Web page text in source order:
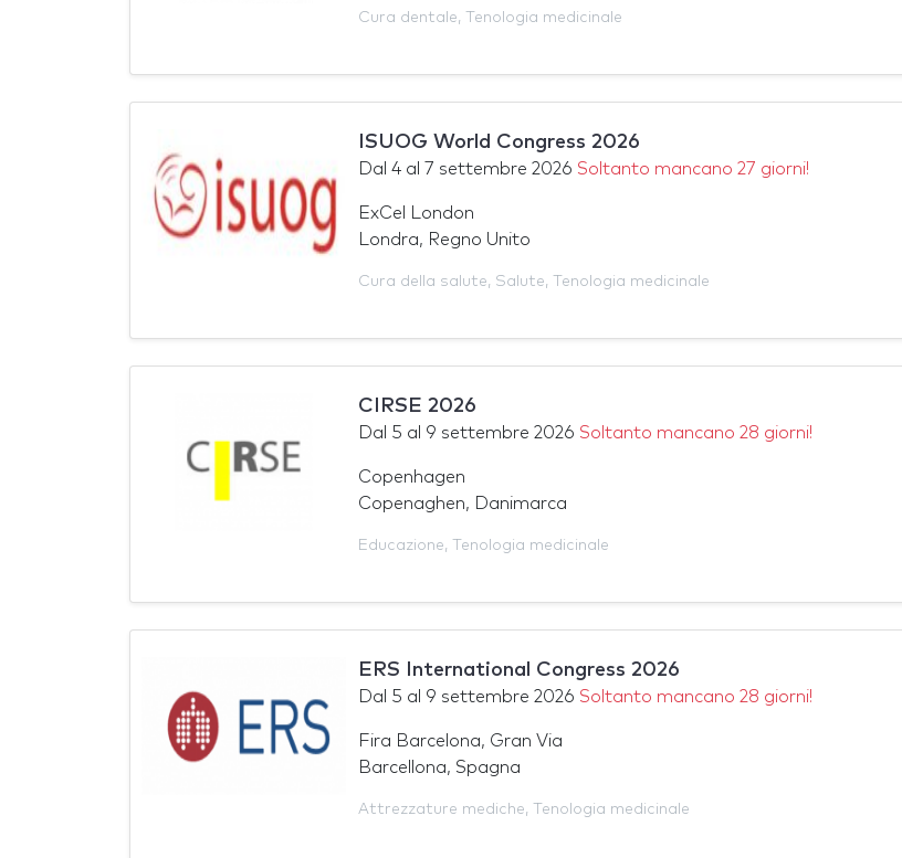
Cura dentale, Tenologia medicinale
ISUOG World Congress 2026
Dal 4al 7 settembre 2026 Soltanto mancano 27 giorni!
ExCel London
Londra, Regno Unito
Cura della salute, Salute, Tenologia medicinale
CIRSE 2026
Dal 5 al 9 settembre 2026 Soltanto mancano 28 giorni!
Copenhagen
Copenaghen, Danimarca
Educazione, Tenologia medicinale
ERS International Congress 2026
Dal 5 al 9 settembre 2026 Soltanto mancano 28 giorni!
Fira Barcelona, Gran Via
Barcellona, Spagna
Attrezzature mediche, Tenologia medicinale